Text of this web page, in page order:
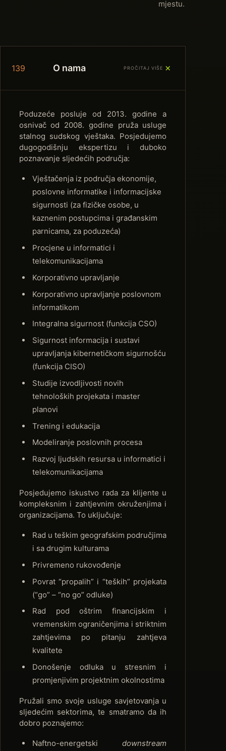
mjestu.
139 O nama PROČITAJ VIŠE＋
Poduzeće posluje od 2013. godine a
osnivač od 2008. godine pruža usluge
stalnog sudskog vještaka. Posjedujemo
dugogodišnju ekspertizu i duboko
poznavanje sljedećih područja:
Vještačenja iz područja ekonomije,
poslovne informatike i informacijske
sigurnosti (za fizičke osobe, u
kaznenim postupcima i građanskim
parnicama, za poduzeća)
Procjene u informatici i
telekomunikacijama
Korporativno upravljanje
Korporativno upravljanje poslovnom
informatikom
Integralna sigurnost (funkcija CSO)
Sigurnost informacija i sustavi
upravljanja kibernetičkom sigurnošću
(funkcija CISO)
Studije izvodljivosti novih
tehnoloških projekata i master
planovi
Trening i edukacija
Modeliranje poslovnih procesa
Razvoj ljudskih resursa u informatici i
telekomunikacijama
Posjedujemo iskustvo rada za klijente u
kompleksnim i zahtjevnim okruženjima i
organizacijama. To uključuje:
Rad u teškim geografskim područjima
i sa drugim kulturama
Privremeno rukovođenje
Povrat “propalih” i “teških” projekata
(“go” – “no go” odluke)
Rad pod oštrim financijskim i
vremenskim ograničenjima i striktnim
zahtjevima po pitanju zahtjeva
kvalitete
Donošenje odluka u stresnim i
promjenjivim projektnim okolnostima
Pružali smo svoje usluge savjetovanja u
sljedećim sektorima, te smatramo da ih
dobro poznajemo:
Naftno-energetskidownstream